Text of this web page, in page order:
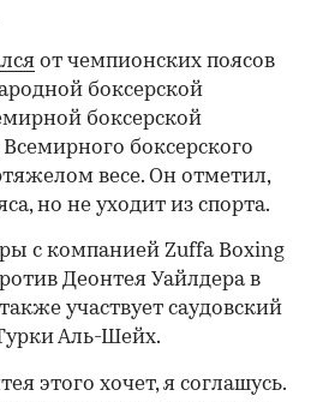
от чемпионских поясов
боксерской
боксерской
боксерского
весе. Он отметил,
но не уходит из спорта.
с компанией Zuffa Boxing
Деонтея Уайлдера в
участвует саудовский
Аль-Шейх.
этого хочет, я соглашусь.